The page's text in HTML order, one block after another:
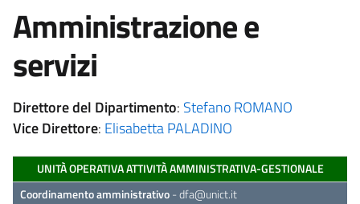
Amministrazione e
servizi
Direttore del Dipartimento: Stefano ROMANO
Vice Direttore: Elisabetta PALADINO
UNITÀ OPERATIVA ATTIVITÀ AMMINISTRATIVA-GESTIONALE
Coordinamento amministrativo-dfa@unict.it